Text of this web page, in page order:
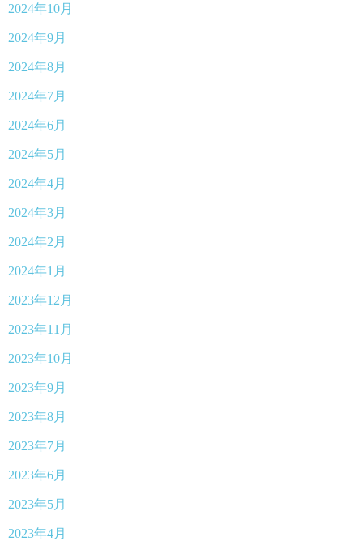
2024年10月
2024年9月
2024年8月
2024年7月
2024年6月
2024年5月
2024年4月
2024年3月
2024年2月
2024年1月
2023年12月
2023年11月
2023年10月
2023年9月
2023年8月
2023年7月
2023年6月
2023年5月
2023年4月